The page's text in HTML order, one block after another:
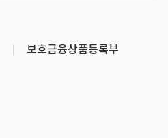
보호금융상품등록부